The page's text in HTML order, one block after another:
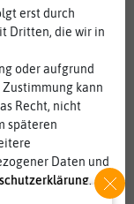
erst durch
Dritten, die wir in
oder aufgrund
kann
Recht, nicht
späteren
Daten und
.